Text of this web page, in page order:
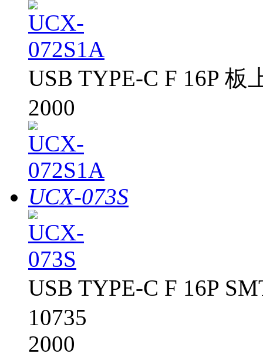
USB TYPE-C F 16P 板
2000
UCX-073S
USB TYPE-C F 16P
10735
2000